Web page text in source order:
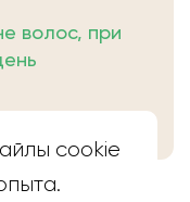
волос, при
cookie